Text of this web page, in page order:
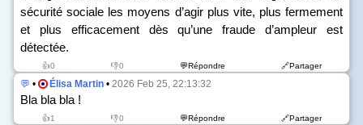
sécurité sociale les moyens d’agir plus vite, plus fermement
et plus efficacement dès qu’une fraude d’ampleur est
détectée.
👍0 👎0 💬Répondre 🔗Partager
💬 • Élisa Martin • 2026 Feb 25, 22:13:32
Bla bla bla !
👍1 👎0 💬Répondre 🔗Partager